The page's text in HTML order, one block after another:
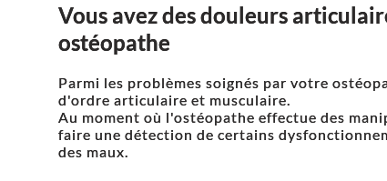
Vous avez des douleurs
ostéopathe
Parmi les problèmes soignés par votre
d'ordre articulaire et musculaire.
Au moment où l'ostéopathe effectue des
faire une détection de certains
des maux.